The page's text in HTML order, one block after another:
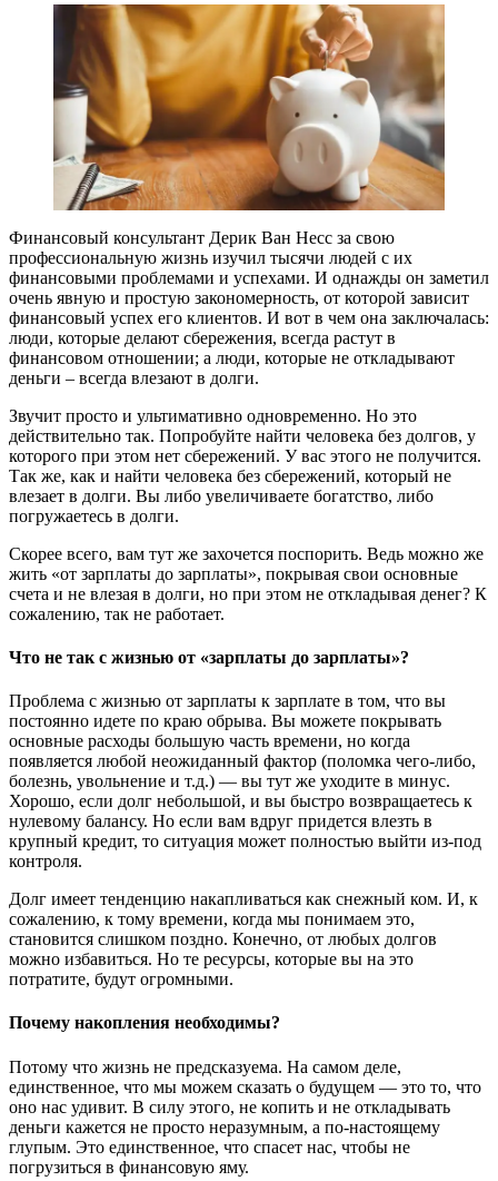
Финансовый консультант Дерик Ван Несс за свою
профессиональную жизнь изучил тысячи людей с их
финансовыми проблемами и успехами. И однажды он заметил
очень явную и простую закономерность, от которой зависит
финансовый успех его клиентов. И вот в чем она заключалась:
люди, которые делают сбережения, всегда растут в
финансовом отношении; а люди, которые не откладывают
деньги – всегда влезают в долги.
Звучит просто и ультимативно одновременно. Но это
действительно так. Попробуйте найти человека без долгов, у
которого при этом нет сбережений. У вас этого не получится.
Так же, как и найти человека без сбережений, который не
влезает в долги. Вы либо увеличиваете богатство, либо
погружаетесь в долги.
Скорее всего, вам тут же захочется поспорить. Ведь можно же
жить «от зарплаты до зарплаты», покрывая свои основные
счета и не влезая в долги, но при этом не откладывая денег? К
сожалению, так не работает.
Что не так с жизнью от «зарплаты до зарплаты»?
Проблема с жизнью от зарплаты к зарплате в том, что вы
постоянно идете по краю обрыва. Вы можете покрывать
основные расходы большую часть времени, но когда
появляется любой неожиданный фактор (поломка чего-либо,
болезнь, увольнение и т.д.) — вы тут же уходите в минус.
Хорошо, если долг небольшой, и вы быстро возвращаетесь к
нулевому балансу. Но если вам вдруг придется влезть в
крупный кредит, то ситуация может полностью выйти из-под
контроля.
Долг имеет тенденцию накапливаться как снежный ком. И, к
сожалению, к тому времени, когда мы понимаем это,
становится слишком поздно. Конечно, от любых долгов
можно избавиться. Но те ресурсы, которые вы на это
потратите, будут огромными.
Почему накопления необходимы?
Потому что жизнь не предсказуема. На самом деле,
единственное, что мы можем сказать о будущем — это то, что
оно нас удивит. В силу этого, не копить и не откладывать
деньги кажется не просто неразумным, а по-настоящему
глупым. Это единственное, что спасет нас, чтобы не
погрузиться в финансовую яму.